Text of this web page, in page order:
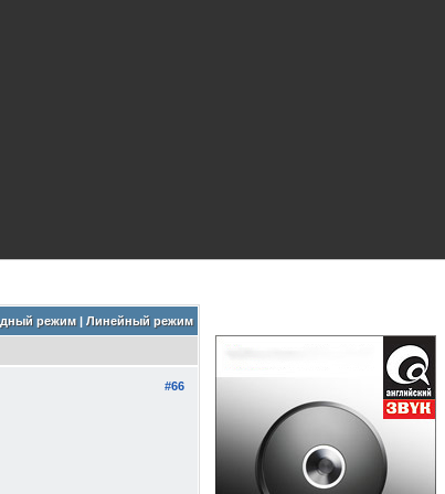
режим| Линейный режим
#66